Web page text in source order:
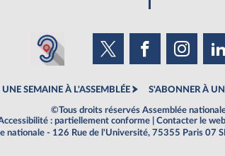
UNE SEMAINE À L'ASSEMBLÉE S'ABONNER À UN
©Tous droits réservés Assemblée
: partiellement conforme Contacter le
nationale - 126 Rue de l'Université, 75355 Paris 07